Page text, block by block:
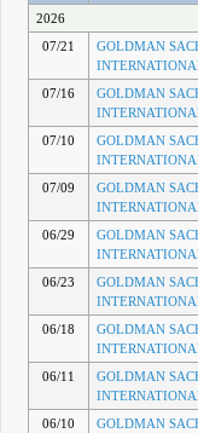
2026
07/21
GOLDMAN
07/16
GOLDMAN
07/10
GOLDMAN
07/09
GOLDMAN
06/29
GOLDMAN
06/23
GOLDMAN
06/18
GOLDMAN
06/11
GOLDMAN
06/10
GOLDMAN